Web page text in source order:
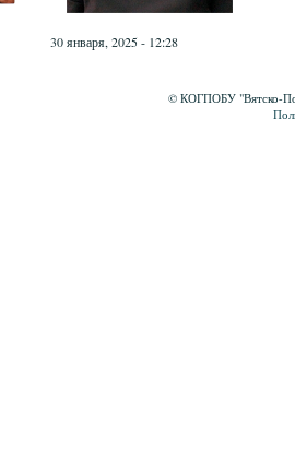
30 января, 2025 - 12:28
© КОГПОБУ "Вятско-